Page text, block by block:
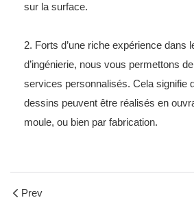
sur la surface.
2. Forts d’une riche expérience dans
d’ingénierie, nous vous permettons
services personnalisés. Cela signifie
dessins peuvent être réalisés en
moule, ou bien par fabrication.
Prev